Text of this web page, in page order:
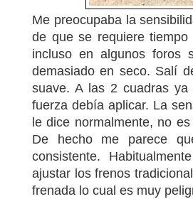
Me preocupaba la
de que se requiere
incluso en algunos foros
demasiado en seco. Salí
suave. A las 2 cuadras
fuerza debía aplicar. La
le dice normalmente, no
De hecho me parece
consistente.
ajustar los frenos
frenada lo cual es muy